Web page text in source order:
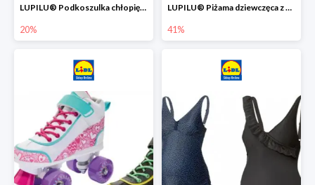
LUPILU® Podkoszulka chłopięca z bawełny -20%
20%
LUPILU® Piżama dziewczęca z bawełny -41%
41%